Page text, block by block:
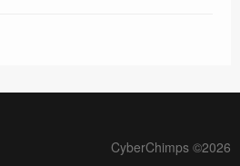
CyberChimps ©2026